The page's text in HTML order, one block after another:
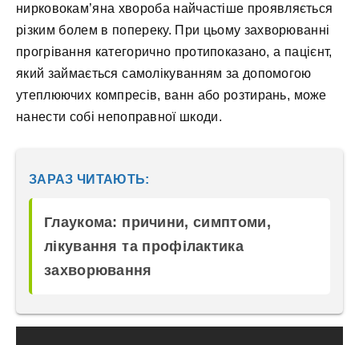
нирковокам’яна хвороба найчастіше проявляється
різким болем в попереку. При цьому захворюванні
прогрівання категорично протипоказано, а пацієнт,
який займається самолікуванням за допомогою
утеплюючих компресів, ванн або розтирань, може
нанести собі непоправної шкоди.
ЗАРАЗ ЧИТАЮТЬ:
Глаукома: причини, симптоми,
лікування та профілактика
захворювання